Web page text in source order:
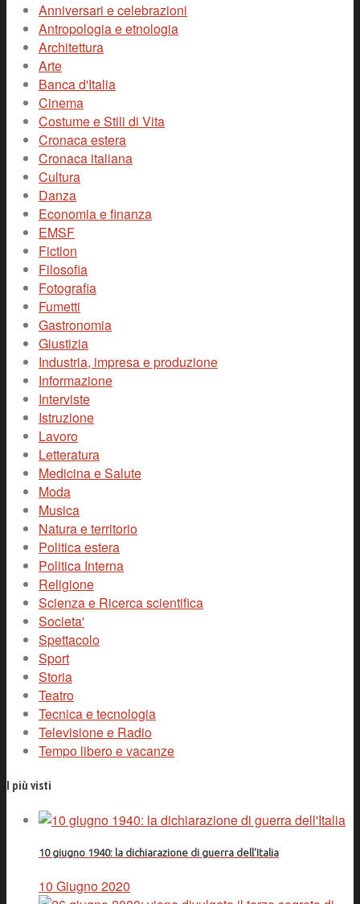
Anniversari e celebrazioni
Antropologia e etnologia
Architettura
Arte
Banca d'Italia
Cinema
Costume e Stili di Vita
Cronaca estera
Cronaca italiana
Cultura
Danza
Economia e finanza
EMSF
Fiction
Filosofia
Fotografia
Fumetti
Gastronomia
Giustizia
Industria, impresa e produzione
Informazione
Interviste
Istruzione
Lavoro
Letteratura
Medicina e Salute
Moda
Musica
Natura e territorio
Politica estera
Politica Interna
Religione
Scienza e Ricerca scientifica
Societa'
Spettacolo
Sport
Storia
Teatro
Tecnica e tecnologia
Televisione e Radio
Tempo libero e vacanze
I più visti
10 giugno 1940: la dichiarazione di guerra dell'Italia
10 Giugno 2020